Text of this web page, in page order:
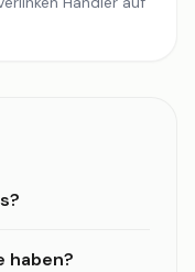
haben?